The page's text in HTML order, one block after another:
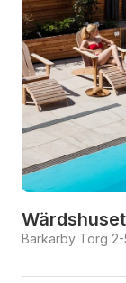
Barkarby Torg